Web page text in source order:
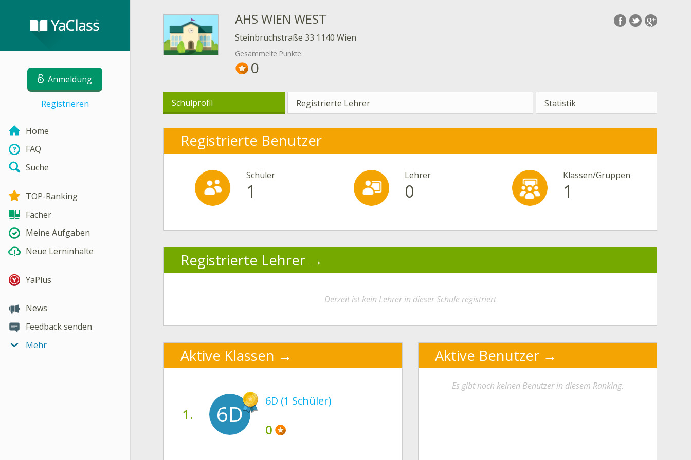
Anmeldung
Registrieren
Home
FAQ
Suche
TOP-Ranking
Fächer
Meine Aufgaben
Neue Lerninhalte
YaPlus
News
Feedback senden
Mehr
AHS WIEN WEST
Steinbruchstraße 33 1140 Wien
Gesammelte Punkte:
0
Schulprofil Registrierte Lehrer Statistik
Registrierte Benutzer
Schüler
1
Lehrer
0
Klassen/Gruppen
1
Registrierte Lehrer
Derzeit ist kein Lehrer in dieser Schule registriert
Aktive Klassen
1. 6D 6D (1 Schüler)
0
Aktive Benutzer
Es gibt noch keinen Benutzer in diesem Ranking.